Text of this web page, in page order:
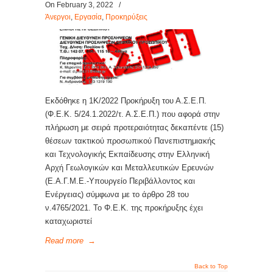
On February 3, 2022
/
Άνεργοι, Εργασία, Προκηρύξεις
Εκδόθηκε η 1Κ/2022 Προκήρυξη του Α.Σ.Ε.Π.
(Φ.Ε.Κ. 5/24.1.2022/τ. Α.Σ.Ε.Π.) που αφορά στην
πλήρωση με σειρά προτεραιότητας δεκαπέντε (15)
θέσεων τακτικού προσωπικού Πανεπιστημιακής
και Τεχνολογικής Εκπαίδευσης στην Ελληνική
Αρχή Γεωλογικών και Μεταλλευτικών Ερευνών
(Ε.Α.Γ.Μ.Ε.-Υπουργείο Περιβάλλοντος και
Ενέργειας) σύμφωνα με το άρθρο 28 του
ν.4765/2021. Το Φ.Ε.Κ. της προκήρυξης έχει
καταχωριστεί
Read more →
Back to Top